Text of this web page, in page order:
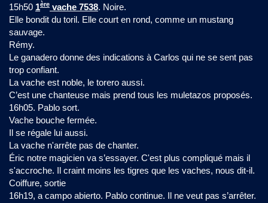
15h50 1ère vache 7538. Noire.
Elle bondit du toril. Elle court en rond, comme un mustang
sauvage.
Rémy.
Le ganadero donne des indications à Carlos qui ne se sent pas
trop confiant.
La vache est noble, le torero aussi.
C’est une chanteuse mais prend tous les muletazos proposés.
16h05. Pablo sort.
Vache bouche fermée.
Il se régale lui aussi.
La vache n'arrête pas de chanter.
Éric notre magicien va s’essayer. C'est plus compliqué mais il
s'accroche. Il craint moins les tigres que les vaches, nous dit-il.
Coiffure, sortie
16h19, a campo abierto. Pablo continue. Il ne veut pas s’arrêter.